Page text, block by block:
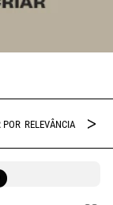
RELEVÂNCIA